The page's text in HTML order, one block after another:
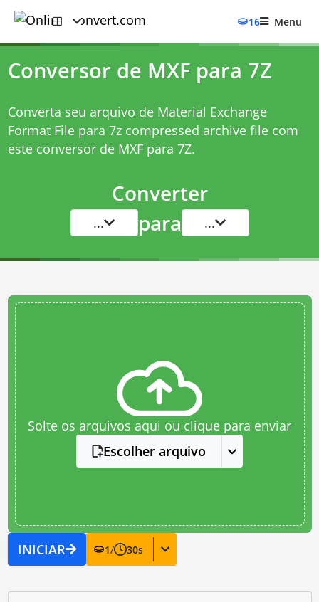
16 Menu
Conversor de MXF para 7Z
Converta seu arquivo de Material Exchange
Format File para 7z compressed archive file com
este conversor de MXF para 7Z.
Converter
... para ...
Solte os arquivos aqui ou clique para enviar
Escolher arquivo
INICIAR 1/ 30s